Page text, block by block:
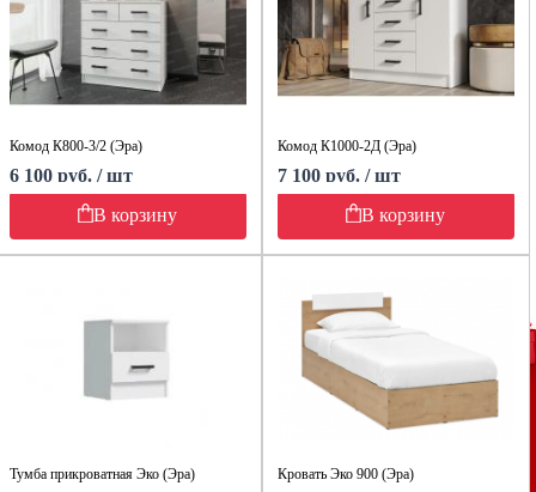
Комод К800-3/2 (Эра)
6 100 руб. / шт
В корзину
Комод К1000-2Д (Эра)
7 100 руб. / шт
В корзину
Тумба прикроватная Эко (Эра) Кровать Эко 900 (Эра)